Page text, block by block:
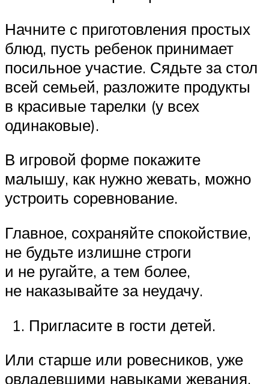
Начните с приготовления простых
блюд, пусть ребенок принимает
посильное участие. Сядьте за стол
всей семьей, разложите продукты
в красивые тарелки (у всех
одинаковые).
В игровой форме покажите
малышу, как нужно жевать, можно
устроить соревнование.
Главное, сохраняйте спокойствие,
не будьте излишне строги
и не ругайте, а тем более,
не наказывайте за неудачу.
Пригласите в гости детей.
Или старше или ровесников, уже
овладевшими навыками жевания.